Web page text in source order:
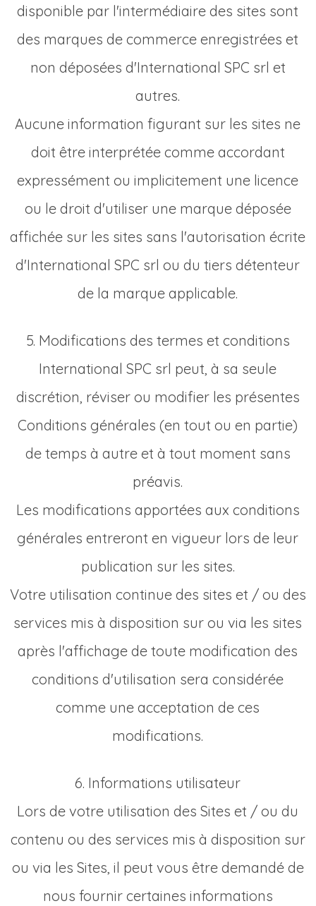
disponible par l'intermédiaire des sites sont
des marques de commerce enregistrées et
non déposées d'International SPC srl et
autres.
Aucune information figurant sur les sites ne
doit être interprétée comme accordant
expressément ou implicitement une licence
ou le droit d'utiliser une marque déposée
affichée sur les sites sans l'autorisation écrite
d'International SPC srl ou du tiers détenteur
de la marque applicable.
5. Modifications des termes et conditions
International SPC srl peut, à sa seule
discrétion, réviser ou modifier les présentes
Conditions générales (en tout ou en partie)
de temps à autre et à tout moment sans
préavis.
Les modifications apportées aux conditions
générales entreront en vigueur lors de leur
publication sur les sites.
Votre utilisation continue des sites et / ou des
services mis à disposition sur ou via les sites
après l'affichage de toute modification des
conditions d'utilisation sera considérée
comme une acceptation de ces
modifications.
6. Informations utilisateur
Lors de votre utilisation des Sites et / ou du
contenu ou des services mis à disposition sur
ou via les Sites, il peut vous être demandé de
nous fournir certaines informations